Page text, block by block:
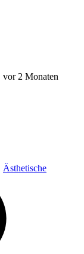
vor 2 Monaten
Ästhetische